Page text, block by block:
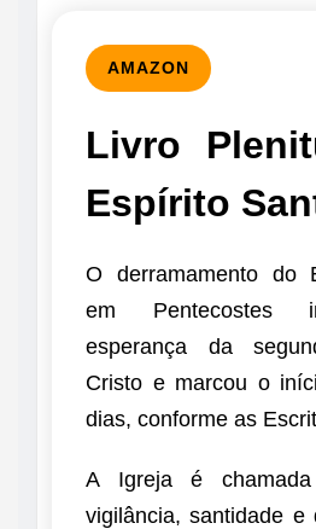
AMAZON
Livro
Espírito
O derramamento do
em Pentecostes
esperança da
Cristo e marcou o
dias, conforme as
A Igreja é
vigilância, santidade e